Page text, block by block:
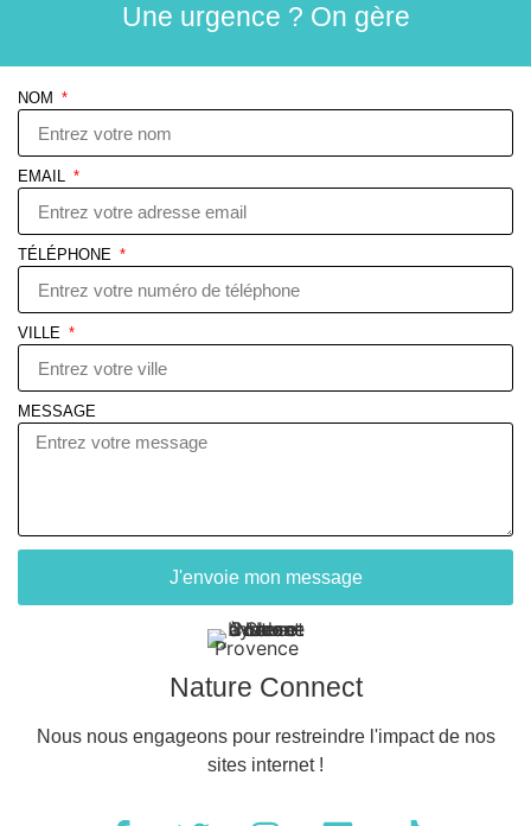
Une urgence ? On gère
NOM
EMAIL
TÉLÉPHONE
VILLE
MESSAGE
J'envoie mon message
Nature Connect
Nous nous engageons pour restreindre l'impact de nos
sites internet !